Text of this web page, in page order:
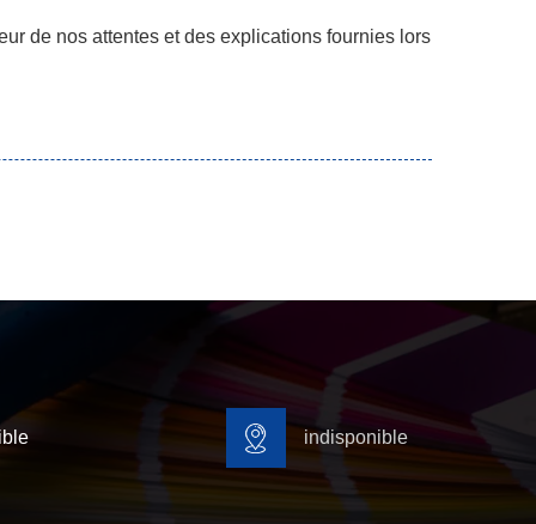
de nos attentes et des explications fournies lors
indisponible